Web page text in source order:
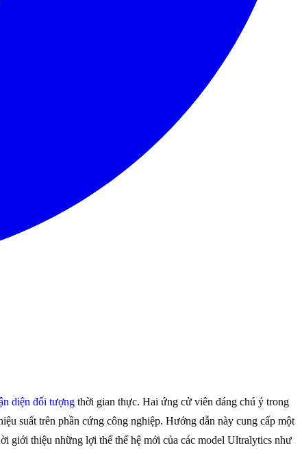
diện đối tượng thời gian thực. Hai ứng cử viên đáng chú ý trong
suất trên phần cứng công nghiệp. Hướng dẫn này cung cấp một
giới thiệu những lợi thế thế hệ mới của các model Ultralytics như